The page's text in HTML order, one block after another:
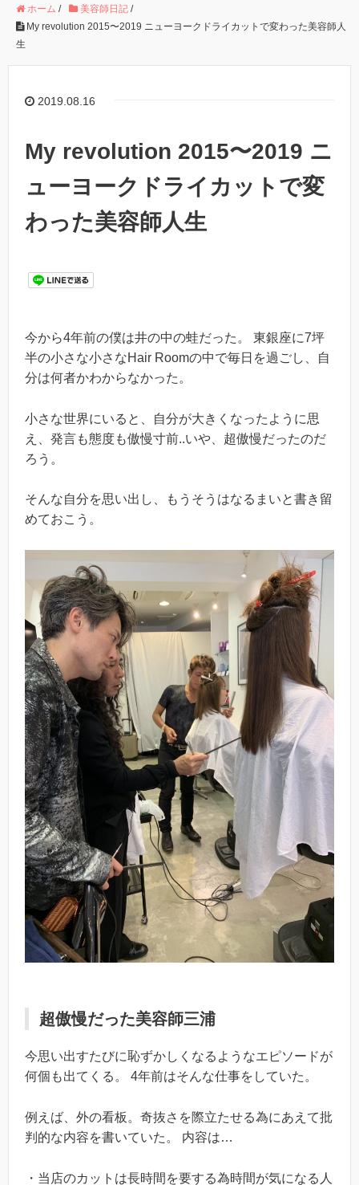
ホーム / 美容師日記 /
My revolution 2015〜2019 ニューヨークドライカットで変わった美容師人
生
2019.08.16
My revolution 2015〜2019 ニ
ューヨークドライカットで変
わった美容師人生
今から4年前の僕は井の中の蛙だった。 東銀座に7坪
半の小さな小さなHair Roomの中で毎日を過ごし、自
分は何者かわからなかった。
小さな世界にいると、自分が大きくなったように思
え、発言も態度も傲慢寸前..いや、超傲慢だったのだ
ろう。
そんな自分を思い出し、もうそうはなるまいと書き留
めておこう。
超傲慢だった美容師三浦
今思い出すたびに恥ずかしくなるようなエピソードが
何個も出てくる。 4年前はそんな仕事をしていた。
例えば、外の看板。奇抜さを際立たせる為にあえて批
判的な内容を書いていた。 内容は…
・当店のカットは長時間を要する為時間が気になる人